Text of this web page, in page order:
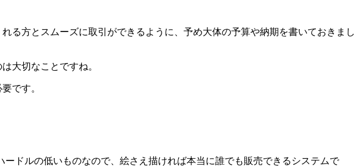
る方とスムーズに取引ができるように、予め大体の予算や納期を書いておきまし
大切なことですね。
です。
ドルの低いものなので、絵さえ描ければ本当に誰でも販売できるシステムで